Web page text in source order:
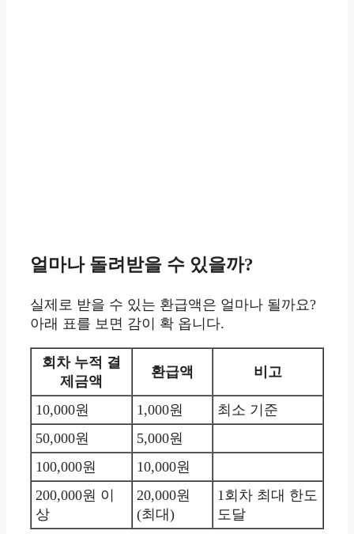
얼마나 돌려받을 수 있을까?
실제로 받을 수 있는 환급액은 얼마나 될까요?
아래 표를 보면 감이 확 옵니다.
회차 누적 결
제금액
환급액 비고
10,000원 1,000원
최소 기준
50,000원
5,000원
100,000원
10,000원
200,000원 이
상
20,000원
(최대)
1회차 최대 한도
도달